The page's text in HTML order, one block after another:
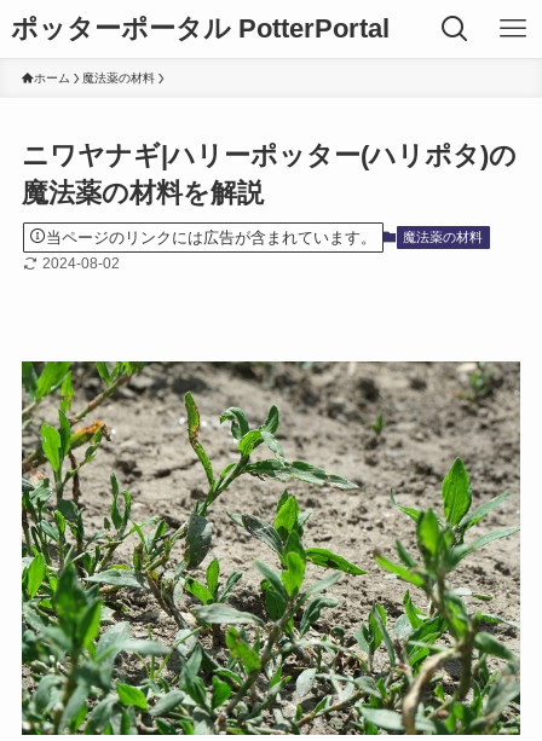
ポッターポータル PotterPortal
ホーム 魔法薬の材料
ニワヤナギ|ハリーポッター(ハリポタ)の
魔法薬の材料を解説
当ページのリンクには広告が含まれています。 魔法薬の材料
2024-08-02